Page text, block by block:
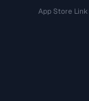
App Store